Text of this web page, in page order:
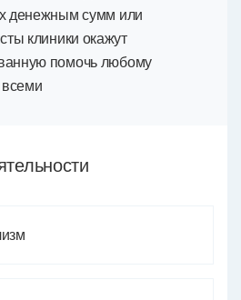
денежным сумм или
клиники окажут
помочь любому
всеми